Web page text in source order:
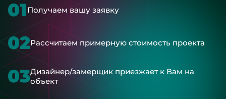
01Получаем вашу заявку
02Рассчитаем примерную стоимость проекта
03Дизайнер/замерщик приезжает к Вам на
объект